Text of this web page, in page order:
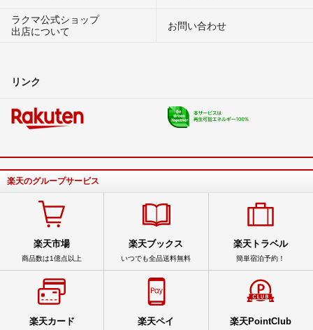
ラクマ公式ショップ
出店について
お問い合わせ
リンク
楽天のグループサービス
楽天市場
商品数は1億点以上
楽天ブックス
いつでも全品送料無料
楽天トラベル
簡単宿泊予約！
楽天カード 楽天ペイ 楽天PointClub